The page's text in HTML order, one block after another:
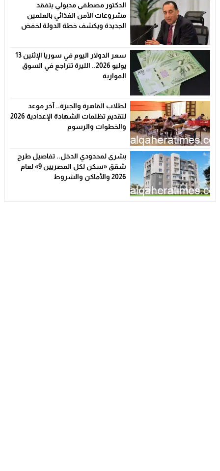
الدكتور مصطفى مدبولي يتفقد
مشروعات الأمن الغذائي بالعلمين
الجديدة ويكشف خطة الدولة لخفض
سعر الدولار اليوم في سوريا الإثنين 13
يوليو 2026.. الليرة تتراجع في السوق
الموازية
لطلاب القاهرة والجيزة.. آخر موعد
لتقديم تظلمات الشهادة الإعدادية 2026
والخطوات والرسوم
بشرى لمحدودي الدخل.. تفاصيل طرح
شقق «سكن لكل المصريين 9» لعام
2026 والأماكن والشروط